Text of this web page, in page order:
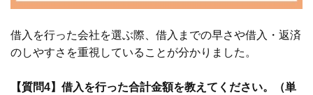
借入を行った会社を選ぶ際、借入までの早さや借入・返済
のしやすさを重視していることが分かりました。
【質問4】借入を行った合計金額を教えてください。（単